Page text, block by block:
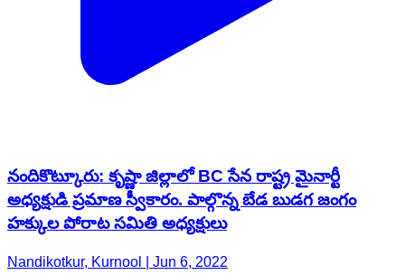
నందికొట్కూరు: కృష్ణా జిల్లాలో BC సేన రాష్ట్ర మైనార్టీ
అధ్యక్షుడి ప్రమాణ స్వీకారం. పాల్గొన్న బేడ బుడగ జంగం
హక్కుల పోరాట సమితి అధ్యక్షులు
Nandikotkur, Kurnool | Jun 6, 2022